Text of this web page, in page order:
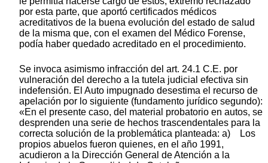
por esta parte, que aportó certificados médicos
acreditativos de la buena evolución del estado de salud
de la misma que, con el examen del Médico Forense,
podía haber quedado acreditado en el procedimiento.
Se invoca asimismo infracción del art. 24.1 C.E. por
vulneración del derecho a la tutela judicial efectiva sin
indefensión. El Auto impugnado desestima el recurso de
apelación por lo siguiente (fundamento jurídico segundo):
«En el presente caso, del material probatorio en autos, se
desprenden una serie de hechos trascendentales para la
correcta solución de la problemática planteada: a) Los
propios abuelos fueron quienes, en el año 1991,
acudieron a la Dirección General de Atención a la